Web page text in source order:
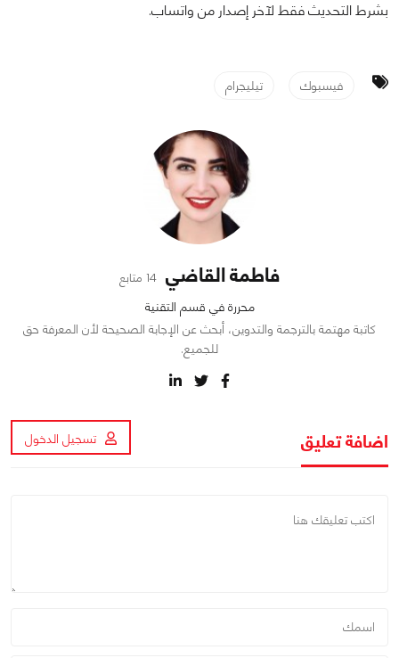
بشرط التحديث فقط لآخر إصدار من واتساب.
فيسبوك تيليجرام
فاطمة القاضي 14 متابع
محررة في قسم التقنية
كاتبة مهتمة بالترجمة والتدوين، أبحث عن الإجابة الصحيحة لأن المعرفة حق
للجميع.
اضافة تعليق تسجيل الدخول